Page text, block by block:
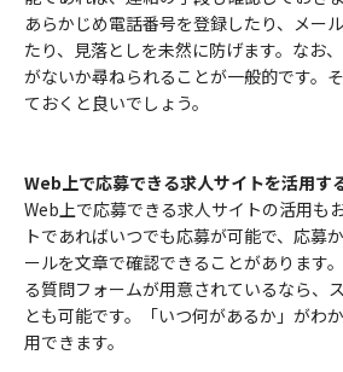
あらかじめ電話番号を登録したり、メー
たり、見落としを未然に防げます。なお
がないか尋ねられることが一般的です。
ておくと良いでしょう。
Web上で応募できる求人サイトを活用す
Web上で応募できる求人サイトの活用も
トであればいつでも応募が可能で、応募
ールを文章で確認できることがあります
る質問フォームが用意されているなら、
とも可能です。「いつ何があるか」がわ
用できます。